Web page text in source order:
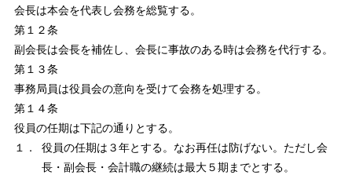
会長は本会を代表し会務を総覧する。
第１２条
副会長は会長を補佐し、会長に事故のある時は会務を代行する。
第１３条
事務局員は役員会の意向を受けて会務を処理する。
第１４条
役員の任期は下記の通りとする。
１．
役員の任期は３年とする。なお再任は防げない。ただし会
長・副会長・会計職の継続は最大５期までとする。